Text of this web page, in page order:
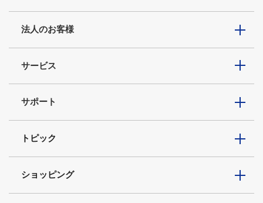
法人のお客様
サービス
サポート
トピック
ショッピング